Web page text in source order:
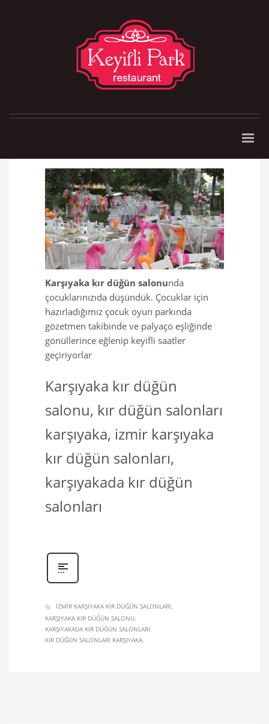
Karşıyaka Kır Düğün
Karşıyaka kır düğün salonunda
çocuklarınızıda düşündük. Çocuklar için
hazırladığımız çocuk oyun parkında
gözetmen takibinde ve palyaço eşliğinde
gönüllerince eğlenip keyifli saatler
geçiriyorlar
Karşıyaka kır düğün
salonu, kır düğün salonları
karşıyaka, izmir karşıyaka
kır düğün salonları,
karşıyakada kır düğün
salonları
IZMIR KARŞIYAKA KIR DÜĞÜN SALONLARI
KARŞIYAKA KIR DÜĞÜN SALONU
KARŞIYAKADA KIR DÜĞÜN SALONLARI
KIR DÜĞÜN SALONLARI KARŞIYAKA